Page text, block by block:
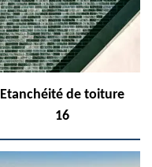
Etanchéité de toiture
16